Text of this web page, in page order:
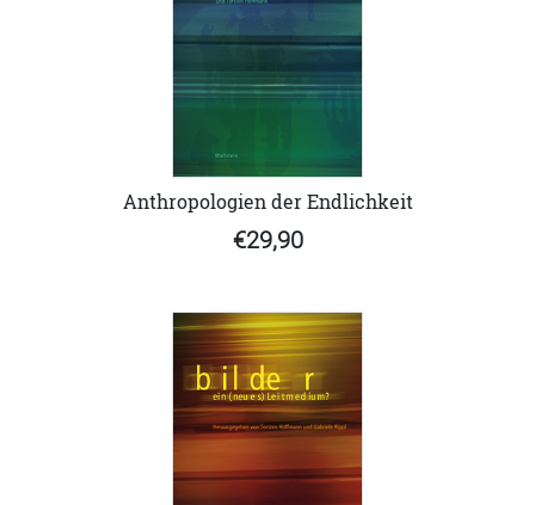
Anthropologien der Endlichkeit
€29,90